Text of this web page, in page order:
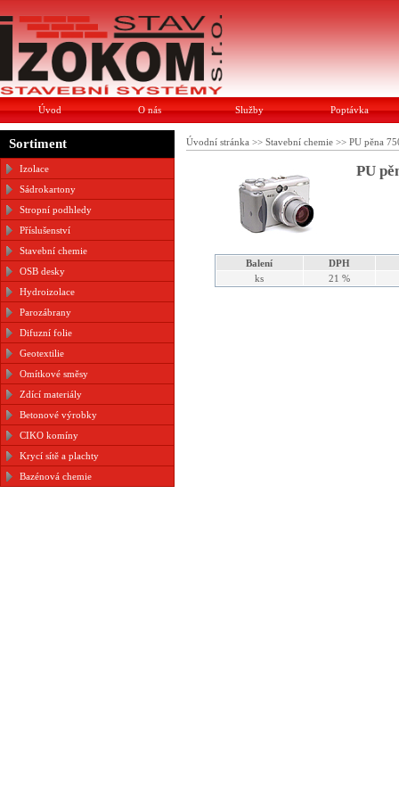
Úvod O nás Služby Poptávka
Sortiment
Izolace
Sádrokartony
Stropní podhledy
Příslušenství
Stavební chemie
OSB desky
Hydroizolace
Parozábrany
Difuzní folie
Geotextilie
Omítkové směsy
Zdící materiály
Betonové výrobky
CIKO komíny
Krycí sítě a plachty
Bazénová chemie
Úvodní stránka >> Stavební chemie >> PU pěna
PU
Balení
DPH
ks
21 %